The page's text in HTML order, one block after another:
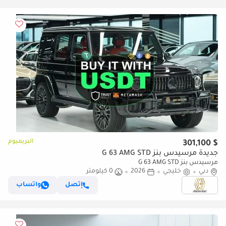
$ 301,100 البريميوم
جديدة مرسيدس بنز G 63 AMG STD
مرسيدس بنز G 63 AMG STD
دبي
خليجي 2026
0 كيلومتر
إتصل
واتساب